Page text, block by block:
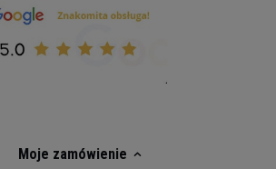
Moje zamówienie